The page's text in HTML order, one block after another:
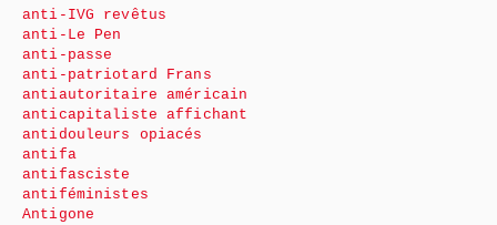
anti-IVG revêtus
anti-Le Pen
anti-passe
anti-patriotard Frans
antiautoritaire américain
anticapitaliste affichant
antidouleurs opiacés
antifa
antifasciste
antiféministes
Antigone